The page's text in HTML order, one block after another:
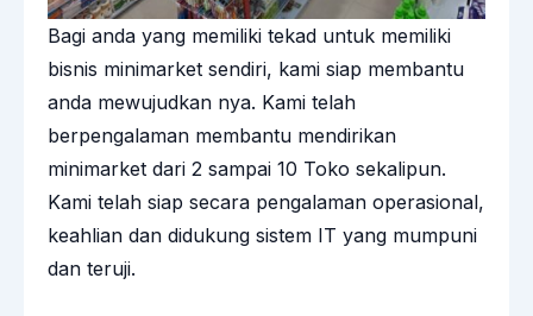
Bagi anda yang memiliki tekad untuk memiliki
bisnis minimarket sendiri, kami siap membantu
anda mewujudkan nya. Kami telah
berpengalaman membantu mendirikan
minimarket dari 2 sampai 10 Toko sekalipun.
Kami telah siap secara pengalaman operasional,
keahlian dan didukung sistem IT yang mumpuni
dan teruji.